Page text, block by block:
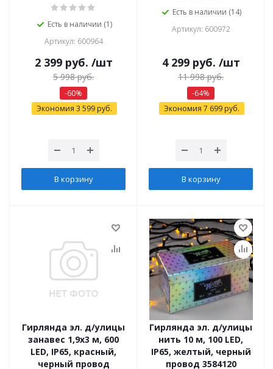
Есть в наличии (1)
Артикул: 600964
2 399руб. /шт
5 998руб.
-60%
Экономия 3 599 руб.
В корзину
Есть в наличии (14)
Артикул: 600972
4 299руб. /шт
11 998руб.
-64%
Экономия 7 699 руб.
В корзину
Гирлянда эл. д/улицы
занавес 1,9х3 м, 600
LED, IP65, красный,
черный провод
Гирлянда эл. д/улицы
нить 10 м, 100 LED,
IP65, желтый, черный
провод 3584120